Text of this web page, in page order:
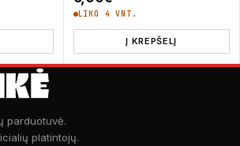
LIKO 4 VNT.
Į KREPŠELĮ
parduotuvė.
platintojų.